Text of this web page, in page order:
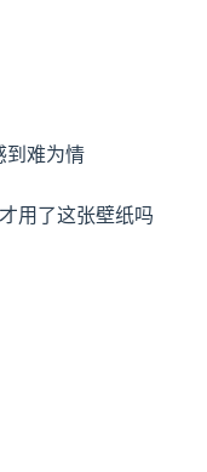
到难为情
用了这张壁纸吗